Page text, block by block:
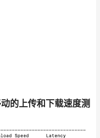
的上传和下载速度测